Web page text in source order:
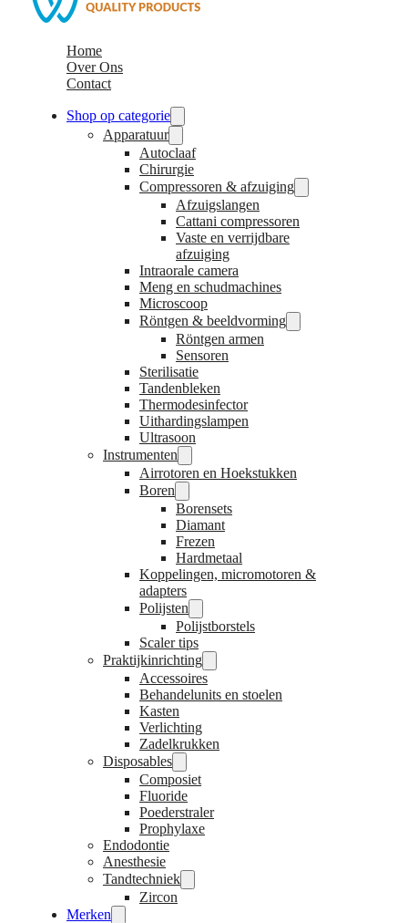
Home
Over Ons
Contact
Shop op categorie
Apparatuur
Autoclaaf
Chirurgie
Compressoren & afzuiging
Afzuigslangen
Cattani compressoren
Vaste en verrijdbare
afzuiging
Intraorale camera
Meng en schudmachines
Microscoop
Röntgen & beeldvorming
Röntgen armen
Sensoren
Sterilisatie
Tandenbleken
Thermodesinfector
Uithardingslampen
Ultrasoon
Instrumenten
Airrotoren en Hoekstukken
Boren
Borensets
Diamant
Frezen
Hardmetaal
Koppelingen, micromotoren &
adapters
Polijsten
Polijstborstels
Scaler tips
Praktijkinrichting
Accessoires
Behandelunits en stoelen
Kasten
Verlichting
Zadelkrukken
Disposables
Composiet
Fluoride
Poederstraler
Prophylaxe
Endodontie
Anesthesie
Tandtechniek
Zircon
Merken